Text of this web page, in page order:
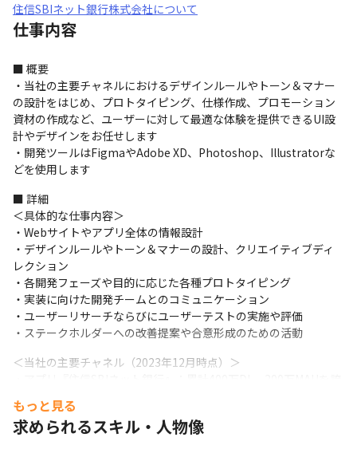
住信SBIネット銀行株式会社について
仕事内容
■ 概要
・当社の主要チャネルにおけるデザインルールやトーン＆マナー
の設計をはじめ、プロトタイピング、仕様作成、プロモーション
資材の作成など、ユーザーに対して最適な体験を提供できるUI設
計やデザインをお任せします
・開発ツールはFigmaやAdobe XD、Photoshop、Illustratorな
どを使用します
■ 詳細
＜具体的な仕事内容＞
・Webサイトやアプリ全体の情報設計
・デザインルールやトーン＆マナーの設計、クリエイティブディ
レクション
・各開発フェーズや目的に応じた各種プロトタイピング
・実装に向けた開発チームとのコミュニケーション
・ユーザーリサーチならびにユーザーテストの実施や評価
・ステークホルダーへの改善提案や合意形成のための活動
＜当社の主要チャネル（2023年12月時点）＞
・提携NEOBANKサービス（BaaS事業）：JALやT-POINT、ヤマ
ダ電機、高島屋等との提携ネオバンクアプリ
もっと見る
求められるスキル・人物像